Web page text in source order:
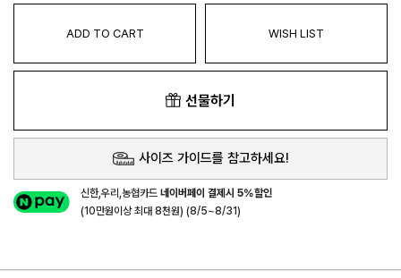
ADD TO CART WISH LIST
선물하기
사이즈 가이드를 참고하세요!
신한,우리,농협카드네이버페이 결제시 5%할인
(10만원이상 최대 8천원) (8/5~8/31)